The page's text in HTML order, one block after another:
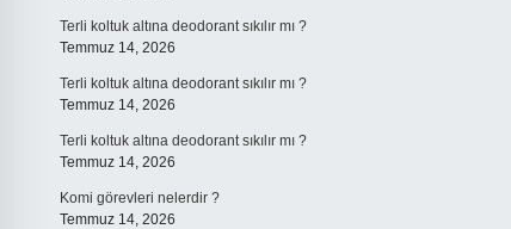
Terli koltuk altına deodorant sıkılır mı ?
Temmuz 14, 2026
Terli koltuk altına deodorant sıkılır mı ?
Temmuz 14, 2026
Terli koltuk altına deodorant sıkılır mı ?
Temmuz 14, 2026
Komi görevleri nelerdir ?
Temmuz 14, 2026